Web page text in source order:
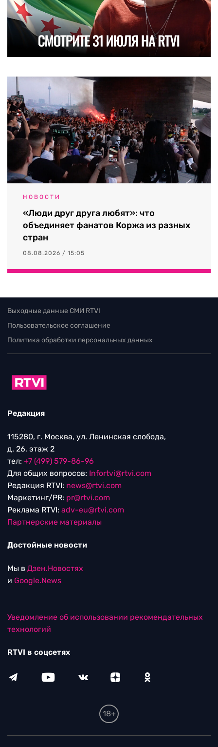
НОВОСТИ
«Люди друг друга любят»: что
объединяет фанатов Коржа из разных
стран
08.08.2026 / 15:05
Выходные данные СМИ RTVI
Пользовательское соглашение
Политика обработки персональных данных
Редакция
115280, г. Москва, ул. Ленинская слобода,
д. 26, этаж 2
тел: +7 (499) 579-86-96
Для общих вопросов: Infortvi@rtvi.com
Редакция RTVI: news@rtvi.com
Маркетинг/PR: pr@rtvi.com
Реклама RTVI: adv-eu@rtvi.com
Партнерские материалы
Достойные новости
Мы в Дзен.Новостях
и Google.News
Уведомление об использовании рекомендательных
технологий
RTVI в соцсетях
18+